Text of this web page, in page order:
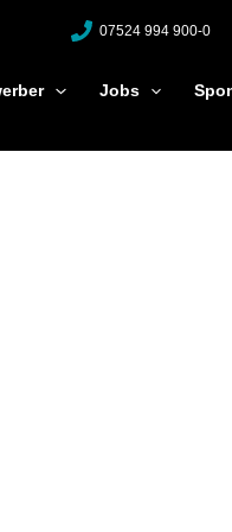
07524 994 900-0
Jobs